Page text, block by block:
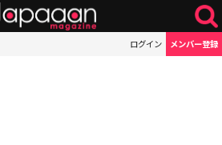
ログイン メンバー登録